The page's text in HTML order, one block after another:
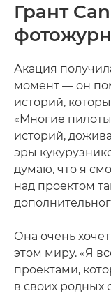
Грант
Акация
момент — он
историй,
«Многие
историй,
эры
думаю, что я
над проектом
Она очень хочет
этом миру. «Я
проектами,
в своих родных